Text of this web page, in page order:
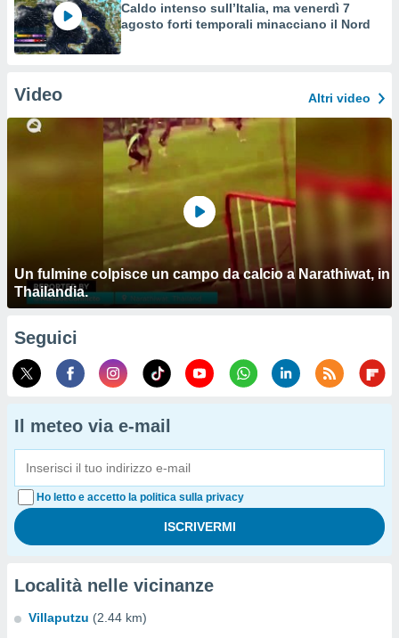
Caldo intenso sull’Italia, ma venerdì 7
agosto forti temporali minacciano il Nord
Video Altri video
Un fulmine colpisce un campo da calcio a Narathiwat, in
Thailandia.
Seguici
Il meteo via e-mail
Ho letto e accetto la politica sulla privacy
Località nelle vicinanze
Villaputzu (2.44 km)